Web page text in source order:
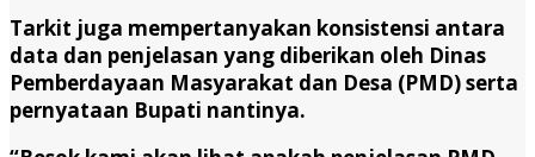
Tarkit juga mempertanyakan konsistensi antara
data dan penjelasan yang diberikan oleh Dinas
Pemberdayaan Masyarakat dan Desa (PMD) serta
pernyataan Bupati nantinya.